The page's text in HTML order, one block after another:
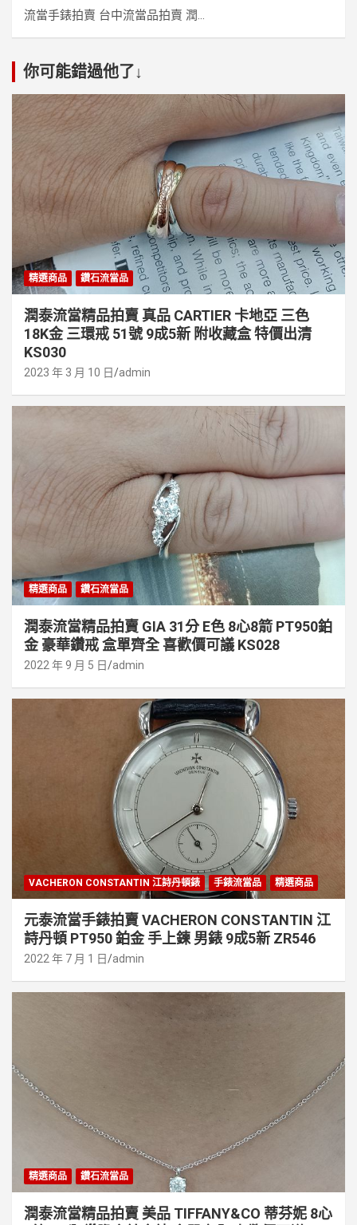
流當手錶拍賣 台中流當品拍賣 潤...
你可能錯過他了↓
精選商品 鑽石流當品
潤泰流當精品拍賣 真品 CARTIER 卡地亞 三色
18K金 三環戒 51號 9成5新 附收藏盒 特價出清
KS030
2023 年 3 月 10 日 admin
精選商品 鑽石流當品
潤泰流當精品拍賣 GIA 31分 E色 8心8箭 PT950鉑
金 豪華鑽戒 盒單齊全 喜歡價可議 KS028
2022 年 9 月 5 日 admin
VACHERON CONSTANTIN 江詩丹頓錶 手錶流當品 精選商品
元泰流當手錶拍賣 VACHERON CONSTANTIN 江
詩丹頓 PT950 鉑金 手上鍊 男錶 9成5新 ZR546
2022 年 7 月 1 日 admin
精選商品 鑽石流當品
潤泰流當精品拍賣 美品 TIFFANY&CO 蒂芬妮 8心